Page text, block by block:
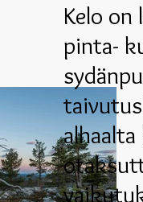
Kelo on
pinta-